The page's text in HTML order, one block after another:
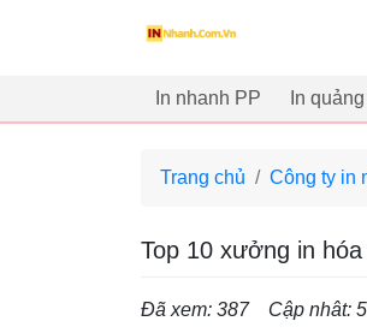
innhanh.com.vn
In nhanh PP In
Trang chủ Công ty in
Top 10 xưởng in
Đã xem: 387 Cập nhât: